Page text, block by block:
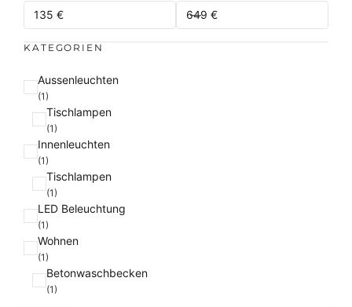
KATEGORIEN
K
a
g
Aussenleuchten
(1)
Tischlampen
(1)
Innenleuchten
(1)
Tischlampen
(1)
LED Beleuchtung
(1)
Wohnen
(1)
Betonwaschbecken
(1)